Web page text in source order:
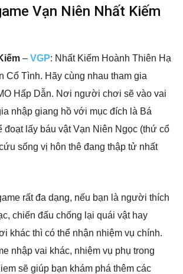
Vạn Niên Nhất Kiếm
– VGP: Nhất Kiếm Hoành Thiên Hạ
Cổ Tình. Hãy cùng nhau tham gia
Hấp Dẫn. Nơi người chơi sẽ vào vai
nhập giang hồ với mục đích là Bá
đoạt lấy báu vật Vạn Niên Ngọc (thứ cổ
sống vị hôn thê đang thập tử nhất
rất đa dạng, nếu bạn là người thích
chiến đấu chống lại quái vật hay
khác thì có thể nhận nhiệm vụ chính.
nhập vai khác, nhiệm vụ phụ trong
sẽ giúp bạn khám phá thêm các